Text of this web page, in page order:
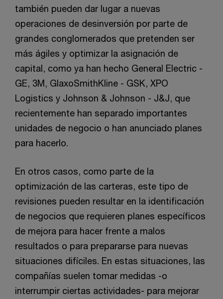
también pueden dar lugar a nuevas
operaciones de desinversión por parte de
grandes conglomerados que pretenden ser
más ágiles y optimizar la asignación de
capital, como ya han hecho General Electric -
GE, 3M, GlaxoSmithKline - GSK, XPO
Logistics y Johnson & Johnson - J&J, que
recientemente han separado importantes
unidades de negocio o han anunciado planes
para hacerlo.
En otros casos, como parte de la
optimización de las carteras, este tipo de
revisiones pueden resultar en la identificación
de negocios que requieren planes específicos
de mejora para hacer frente a malos
resultados o para prepararse para nuevas
situaciones difíciles. En estas situaciones, las
compañías suelen tomar medidas -o
interrumpir ciertas actividades- para mejorar